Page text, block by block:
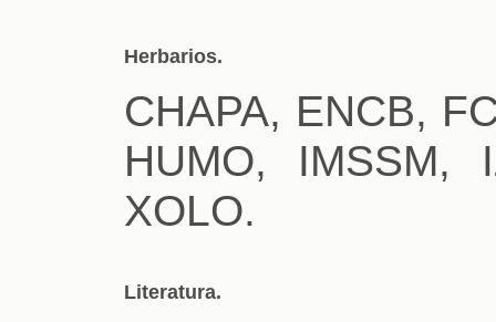
Herbarios.
CHAPA, ENCB,
HUMO, IMSSM,
XOLO.
Literatura.